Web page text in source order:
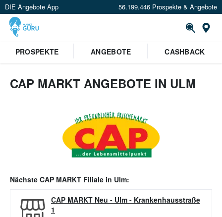
DIE Angebote App 56.199.446 Prospekte & Angebote
PROSPEKTE
ANGEBOTE CASHBACK
CAP MARKT ANGEBOTE IN ULM
Nächste CAP MARKT Filiale in Ulm:
CAP MARKT Neu - Ulm - Krankenhausstraße
1